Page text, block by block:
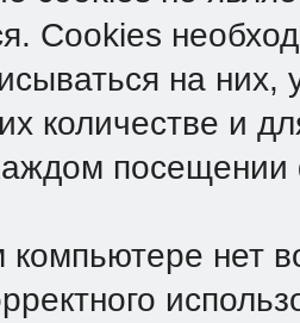
Cookies
на них,
количестве и
нет